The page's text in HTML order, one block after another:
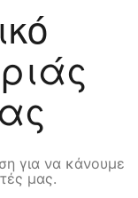
για να κάνουμε
μας.